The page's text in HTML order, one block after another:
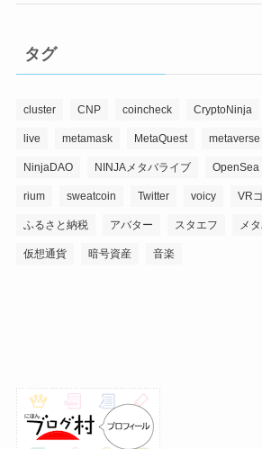
タグ
cluster CNP coincheck CryptoNinja
live metamask MetaQuest metaverse
NinjaDAO NINJAメタバライブ OpenSea
rium sweatcoin Twitter voicy VR
ふるさと納税 アバター スタエフ メ
仮想通貨 暗号資産 音楽